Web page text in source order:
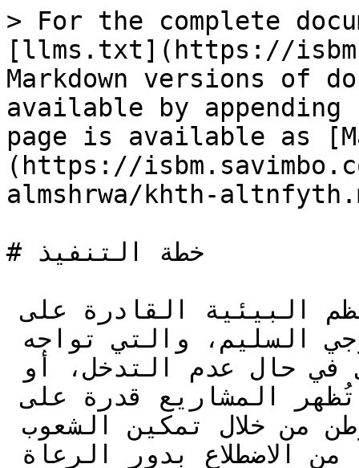
> For the complete
[llms.txt](https://
Markdown versions of
available by
page is available as
(https://
almshrwa/khth-
# خطة التنفيذ
تنطبق هذه المنهجية على النظم البيئية القادرة على
الإضافية المالية. ينبغي أن تُظهر المشاريع قدرة على